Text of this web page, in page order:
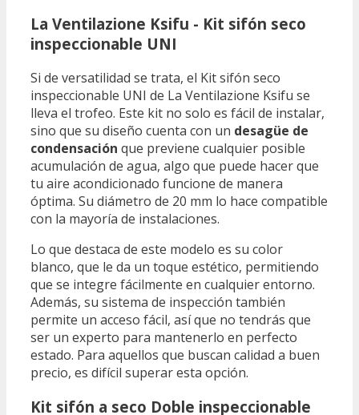
La Ventilazione Ksifu - Kit sifón seco
inspeccionable UNI
Si de versatilidad se trata, el Kit sifón seco
inspeccionable UNI de La Ventilazione Ksifu se
lleva el trofeo. Este kit no solo es fácil de instalar,
sino que su diseño cuenta con un desagüe de
condensación que previene cualquier posible
acumulación de agua, algo que puede hacer que
tu aire acondicionado funcione de manera
óptima. Su diámetro de 20 mm lo hace compatible
con la mayoría de instalaciones.
Lo que destaca de este modelo es su color
blanco, que le da un toque estético, permitiendo
que se integre fácilmente en cualquier entorno.
Además, su sistema de inspección también
permite un acceso fácil, así que no tendrás que
ser un experto para mantenerlo en perfecto
estado. Para aquellos que buscan calidad a buen
precio, es difícil superar esta opción.
Kit sifón a seco Doble inspeccionable